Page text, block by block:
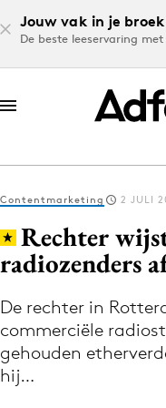
Jouw vak in je
De beste leeservaring
Log in
Volg het laatste
Contentmarketing 2 JULI
Rechter
radiozenders
De rechter in
commerciële
gehouden
hij…